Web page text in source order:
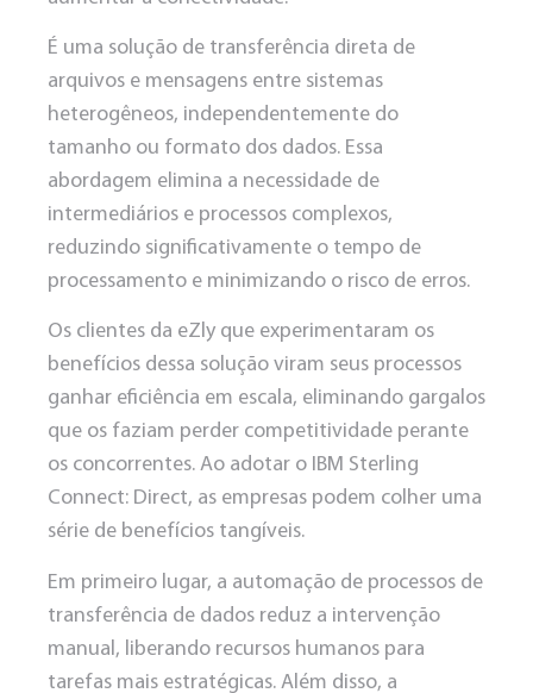
É uma solução de transferência direta de
arquivos e mensagens entre sistemas
heterogêneos, independentemente do
tamanho ou formato dos dados. Essa
abordagem elimina a necessidade de
intermediários e processos complexos,
reduzindo significativamente o tempo de
processamento e minimizando o risco de erros.
Os clientes da eZly que experimentaram os
benefícios dessa solução viram seus processos
ganhar eficiência em escala, eliminando gargalos
que os faziam perder competitividade perante
os concorrentes. Ao adotar o IBM Sterling
Connect: Direct, as empresas podem colher uma
série de benefícios tangíveis.
Em primeiro lugar, a automação de processos de
transferência de dados reduz a intervenção
manual, liberando recursos humanos para
tarefas mais estratégicas. Além disso, a